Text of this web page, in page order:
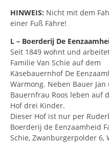
HINWEIS: Nicht mit dem
einer Fuß Fähre!
L – Boerderij De
Seit 1849 wohnt und
Familie Van Schie auf dem
Käsebauernhof De
Warmong. Neben Bauer Jan
Bauernfrau Roos leben auf
Hof drei Kinder.
Dieser Hof ist nur per
Boerderij de Eenzaamheid
Schie, Zwanburgerpolder 6,